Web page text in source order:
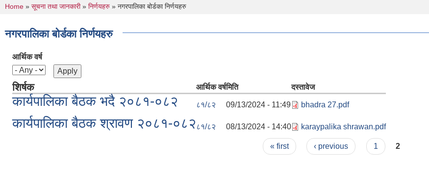
You are here
Home » सूचना तथा जानकारी» निर्णयहरु » नगरपालिका बोर्डका निर्णयहरु
नगरपालिका बोर्डका निर्णयहरु
आर्थिक वर्ष
शिर्षक आर्थिक वर्षमिति दस्तावेज
कार्यपालिका बैठक भदै २०८१-०८२ ८१/८२ 09/13/2024 - 11:49 bhadra 27.pdf
कार्यपालिका बैठक श्रावण २०८१-०८२ ८१/८२ 08/13/2024 - 14:40 karaypalika shrawan.pdf
« first ‹ previous 1 2